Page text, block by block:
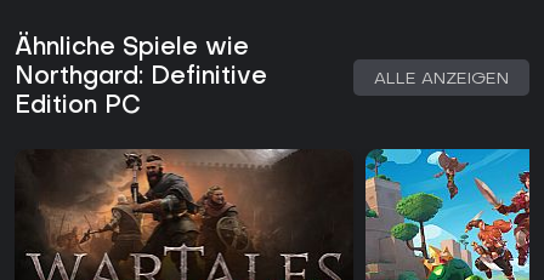
Ähnliche Spiele wie
Northgard: Definitive
Edition PC
ALLE ANZEIGEN